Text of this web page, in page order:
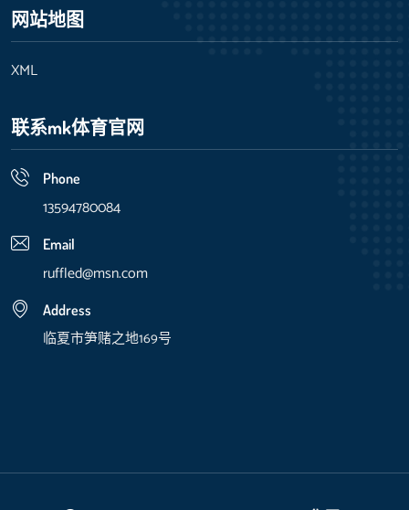
网站地图
XML
联系mk体育官网
Phone
13594780084
Email
ruffled@msn.com
Address
临夏市笋赌之地169号